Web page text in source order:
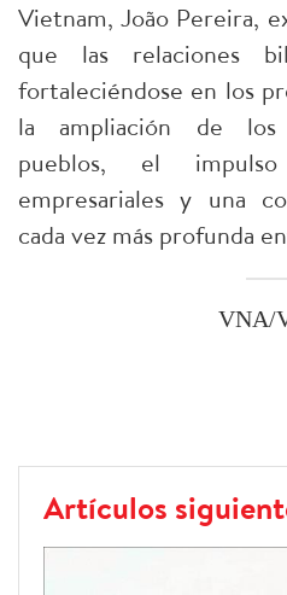
Vietnam, João Pereira,
que las relaciones
fortaleciéndose en los
la ampliación de los
pueblos, el
empresariales y una
cada vez más profunda
VNA/
Artículos